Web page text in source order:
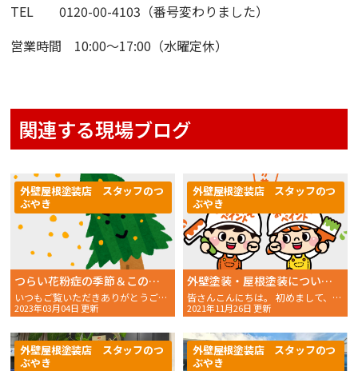
TEL 0120-00-4103（番号変わりました）
営業時間 10:00〜17:00（水曜定休）
関連する現場ブログ
つらい花粉症の季節＆この時期塗装はできるの？
いつもご覧いただきありがとうございます。 おかちゃんペ
2023年03月04日 更新
外壁屋根塗装店 スタッフのつ
ぶやき
外壁塗装・屋根塗装についてのお悩みはおかちゃんペイントにご相談ください！
皆さんこんにちは。 初めまして、スタッフNです。 外壁・
2021年11月26日 更新
外壁屋根塗装店 スタッフのつ
ぶやき
外壁屋根塗装店 スタッフのつ
ぶやき
外壁屋根塗装店 スタッフのつ
ぶやき